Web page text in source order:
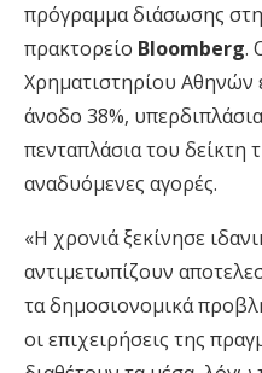
πρόγραμμα διάσωσης
πρακτορείο Bloomberg.
Χρηματιστηρίου Αθηνών
άνοδο 38%,
πενταπλάσια του δείκτη
αναδυόμενες αγορές.
«Η χρονιά ξεκίνησε
αντιμετωπίζουν
τα δημοσιονομικά
οι επιχειρήσεις της